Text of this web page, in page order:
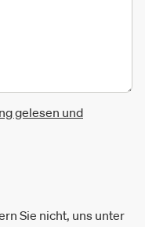
gelesen und
Sie nicht, uns unter